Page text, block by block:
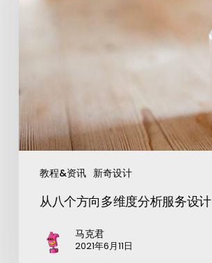
教程&资讯 新奇设计
从八个方向多维度分析服务设计
马克君
2021年6月11日